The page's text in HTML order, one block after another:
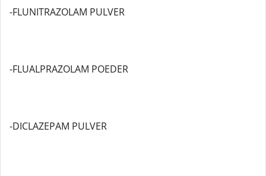
-FLUNITRAZOLAM PULVER
-FLUALPRAZOLAM POEDER
-DICLAZEPAM PULVER